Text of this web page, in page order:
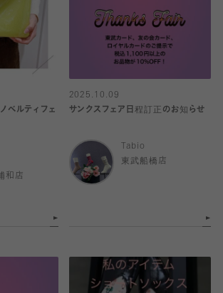
ベルティフェ
和店
2025.10.09
サンクスフェア日程訂正のお知らせ
Tabio
東武船橋店